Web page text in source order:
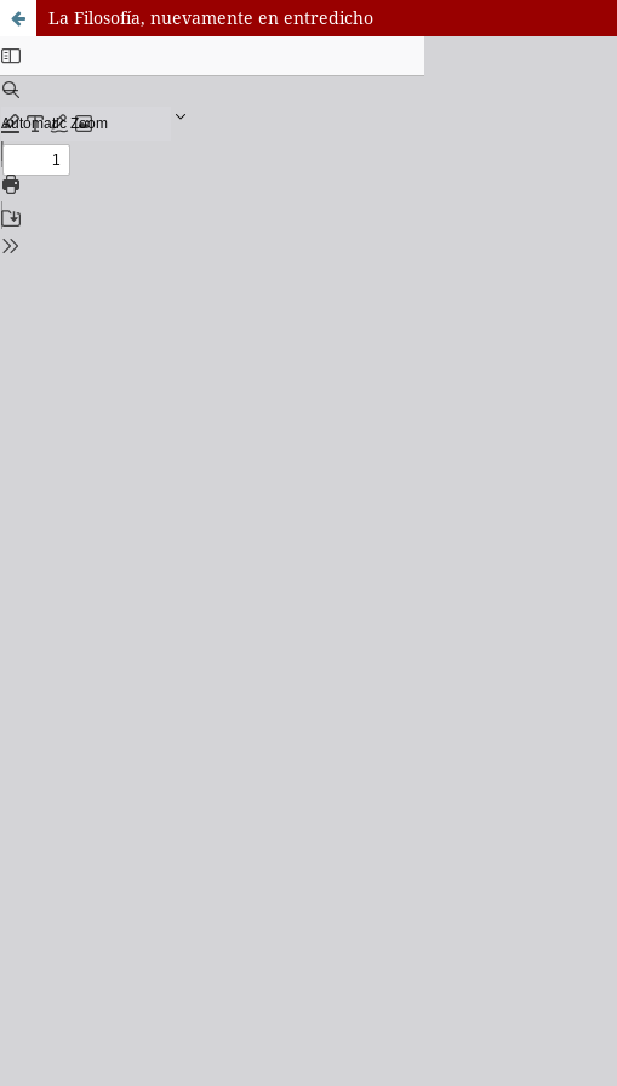
La Filosofía, nuevamente en entredicho